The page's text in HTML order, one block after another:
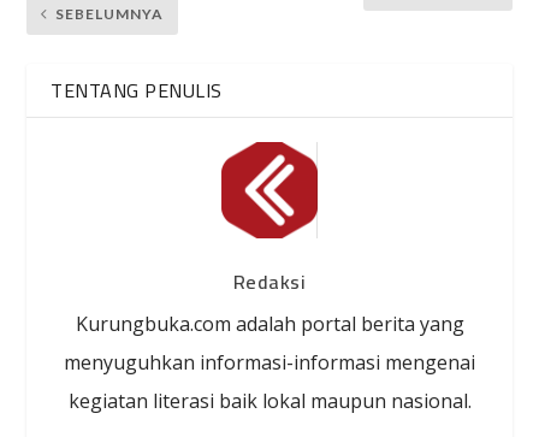
SEBELUMNYA
TENTANG PENULIS
Redaksi
Kurungbuka.com adalah portal berita yang
menyuguhkan informasi-informasi mengenai
kegiatan literasi baik lokal maupun nasional.